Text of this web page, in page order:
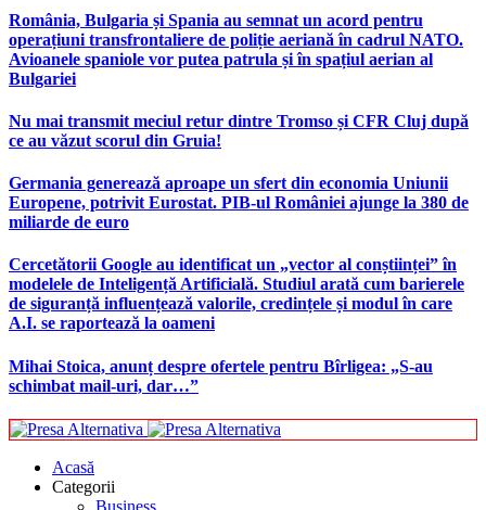
România, Bulgaria și Spania au semnat un acord pentru
operațiuni transfrontaliere de poliție aeriană în cadrul NATO.
Avioanele spaniole vor putea patrula și în spațiul aerian al
Bulgariei
Nu mai transmit meciul retur dintre Tromso și CFR Cluj după
ce au văzut scorul din Gruia!
Germania generează aproape un sfert din economia Uniunii
Europene, potrivit Eurostat. PIB-ul României ajunge la 380 de
miliarde de euro
Cercetătorii Google au identificat un „vector al conștiinței” în
modelele de Inteligență Artificială. Studiul arată cum barierele
de siguranță influențează valorile, credințele și modul în care
A.I. se raportează la oameni
Mihai Stoica, anunț despre ofertele pentru Bîrligea: „S-au
schimbat mail-uri, dar…”
Acasă
Categorii
Business